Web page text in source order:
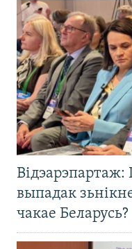
выпадак
чакае Беларусь?